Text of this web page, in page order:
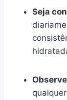
Seja